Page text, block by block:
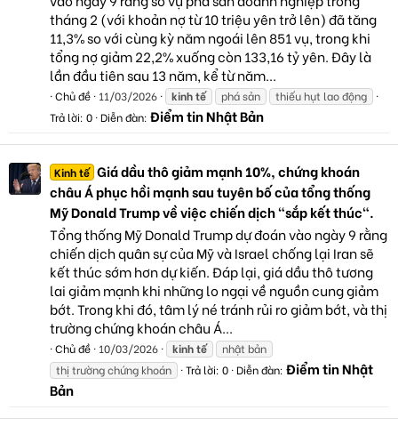
tháng 2 (với khoản nợ từ 10 triệu yên trở lên) đã tăng
11,3% so với cùng kỳ năm ngoái lên 851 vụ, trong khi
tổng nợ giảm 22,2% xuống còn 133,16 tỷ yên. Đây là
lần đầu tiên sau 13 năm, kể từ năm...
Chủ đề 11/03/2026 kinhtế phá sản
thiếu hụt lao động
Trả lời: 0 Diễn đàn: Điểm tin Nhật Bản
Kinh tế Giá dầu thô giảm mạnh 10%, chứng khoán
châu Á phục hồi mạnh sau tuyên bố của tổng thống
Mỹ Donald Trump về việc chiến dịch "sắp kết thúc".
Tổng thống Mỹ Donald Trump dự đoán vào ngày 9 rằng
chiến dịch quân sự của Mỹ và Israel chống lại Iran sẽ
kết thúc sớm hơn dự kiến. Đáp lại, giá dầu thô tương
lai giảm mạnh khi những lo ngại về nguồn cung giảm
bớt. Trong khi đó, tâm lý né tránh rủi ro giảm bớt, và thị
trường chứng khoán châu Á...
Chủ đề 10/03/2026 kinhtế
nhật bản
thị trường chứng khoán
Trả lời: 0 Diễn đàn: Điểm tin Nhật
Bản